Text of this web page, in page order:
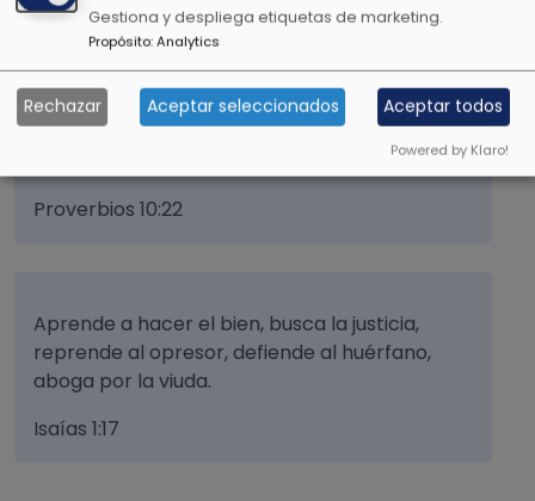
Job 28:28
La bendición de Jehová, enriquece y no añade
Proverbios 10:22
Aprende a hacer el bien, busca la justicia,
reprende al opresor, defiende al huérfano,
aboga por la viuda.
Isaías 1:17
Gestiona y despliega etiquetas de marketing.
Propósito:Analytics
Rechazar Aceptar seleccionados Aceptar todos
Powered by Klaro!